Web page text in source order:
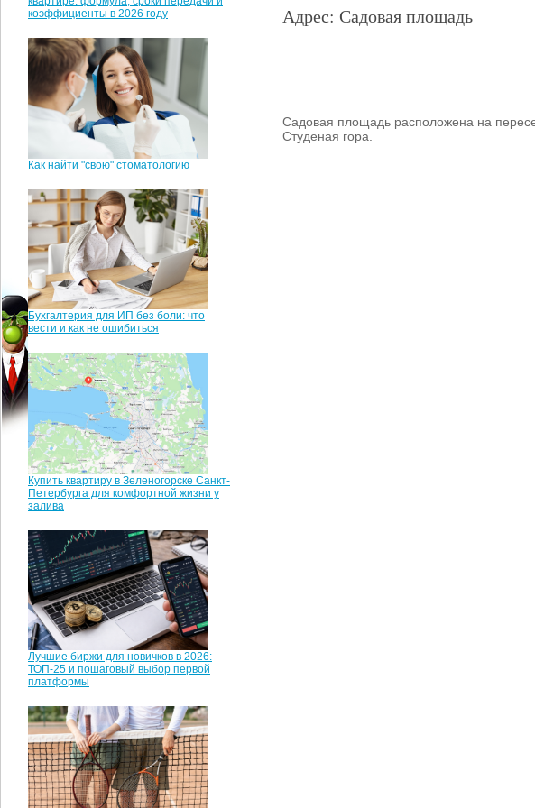
коэффициенты в 2026 году
Как найти "свою" стоматологию
Бухгалтерия для ИП без боли: что
вести и как не ошибиться
Купить квартиру в Зеленогорске Санкт-
Петербурга для комфортной жизни у
залива
Лучшие биржи для новичков в 2026:
ТОП-25 и пошаговый выбор первой
платформы
Адрес: Садовая площадь
Садовая площадь расположена на
Студеная гора.